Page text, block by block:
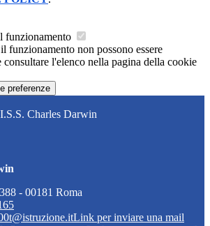
funzionamento
funzionamento non possono essere
l'elenco nella pagina della cookie
preferenze
Charles Darwin
- 00181 Roma
Link per inviare una mail